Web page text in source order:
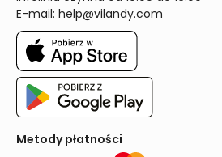
E-mail: help@vilandy.com
Metody płatności